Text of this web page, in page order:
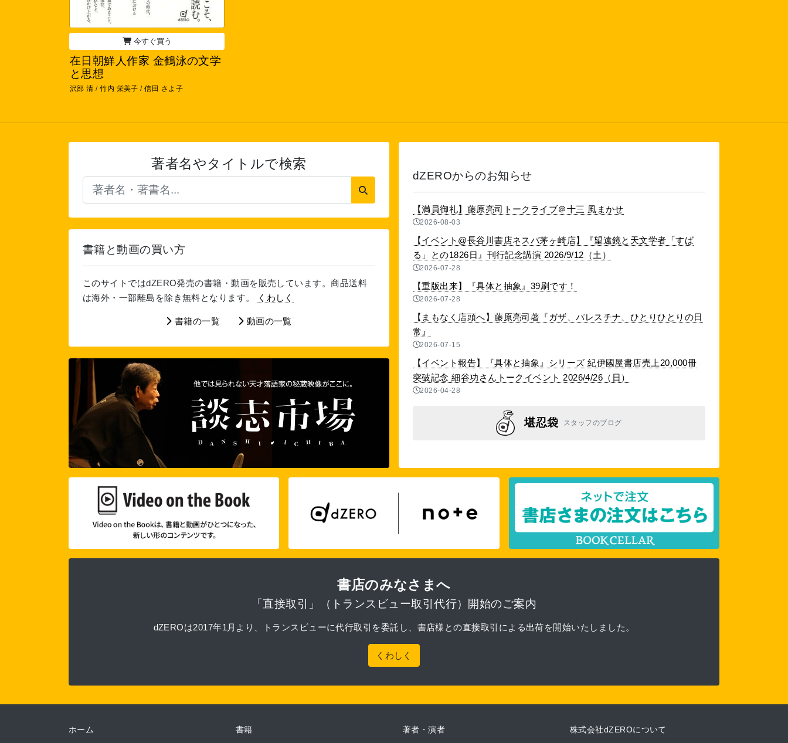
今すぐ買う
在日朝鮮人作家 金鶴泳の文学
と思想
沢部 清 /竹内 栄美子 /信田 さよ子
著者名やタイトルで検索
書籍と動画の買い方
このサイトではdZERO発売の書籍・動画を販売しています。商品送料
は海外・一部離島を除き無料となります。
くわしく
書籍の一覧 動画の一覧
dZEROからのお知らせ
【満員御礼】藤原亮司トークライブ＠十三 風まかせ
2026-08-03
【イベント@長谷川書店ネスパ茅ヶ崎店】『望遠鏡と天文学者「すば
る」との1826日』刊行記念講演 2026/9/12（土）
2026-07-28
【重版出来】『具体と抽象』39刷です！
2026-07-28
【まもなく店頭へ】藤原亮司著『ガザ、パレスチナ、ひとりひとりの日
常』
2026-07-15
【イベント報告】『具体と抽象』シリーズ 紀伊國屋書店売上20,000冊
突破記念 細谷功さんトークイベント 2026/4/26（日）
2026-04-28
堪忍袋 スタッフのブログ
書店のみなさまへ
「直接取引」（トランスビュー取引代行）開始のご案内
dZEROは2017年1月より、トランスビューに代行取引を委託し、書店様との直接取引による出荷を開始いたしました。
くわしく
ホーム
書籍
著者・演者
株式会社dZEROについて